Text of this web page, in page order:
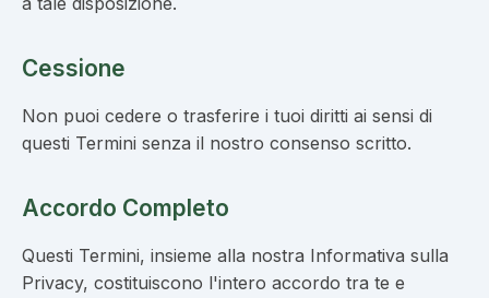
Cessione
Non puoi cedere o trasferire i tuoi diritti ai sensi di
questi Termini senza il nostro consenso scritto.
Accordo Completo
Questi Termini, insieme alla nostra Informativa sulla
Privacy, costituiscono l'intero accordo tra te e